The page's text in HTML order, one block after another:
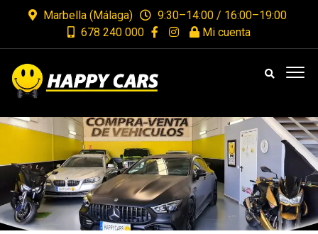
Marbella (Málaga)
9:30–14:00 / 16:00–19:00
678 240 000
Mi cuenta